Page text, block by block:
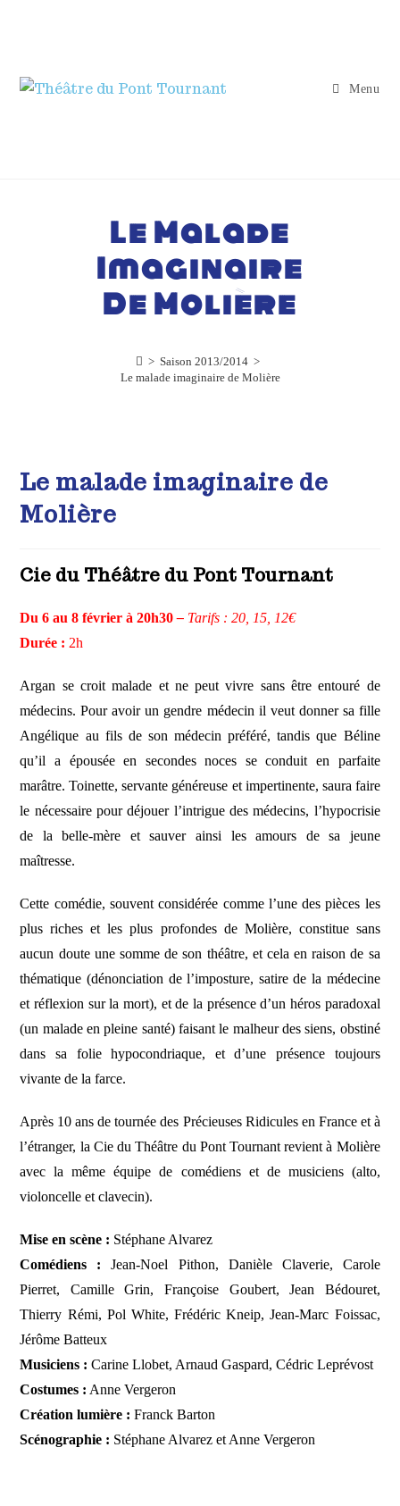
Menu
Le Malade
Imaginaire
De Molière
> Saison 2013/2014 >
Le malade imaginaire de Molière
Le malade imaginaire de
Molière
Cie du Théâtre du Pont Tournant
Du 6 au 8 février à 20h30– Tarifs : 20, 15, 12€
Durée : 2h
Argan se croit malade et ne peut vivre sans être entouré de
médecins. Pour avoir un gendre médecin il veut donner sa fille
Angélique au fils de son médecin préféré, tandis que Béline
qu’il a épousée en secondes noces se conduit en parfaite
marâtre. Toinette, servante généreuse et impertinente, saura faire
le nécessaire pour déjouer l’intrigue des médecins, l’hypocrisie
de la belle-mère et sauver ainsi les amours de sa jeune
maîtresse.
Cette comédie, souvent considérée comme l’une des pièces les
plus riches et les plus profondes de Molière, constitue sans
aucun doute une somme de son théâtre, et cela en raison de sa
thématique (dénonciation de l’imposture, satire de la médecine
et réflexion sur la mort), et de la présence d’un héros paradoxal
(un malade en pleine santé) faisant le malheur des siens, obstiné
dans sa folie hypocondriaque, et d’une présence toujours
vivante de la farce.
Après 10 ans de tournée des Précieuses Ridicules en France et à
l’étranger, la Cie du Théâtre du Pont Tournant revient à Molière
avec la même équipe de comédiens et de musiciens (alto,
violoncelle et clavecin).
Mise en scène : Stéphane Alvarez
Comédiens : Jean-Noel Pithon, Danièle Claverie, Carole
Pierret, Camille Grin, Françoise Goubert, Jean Bédouret,
Thierry Rémi, Pol White, Frédéric Kneip, Jean-Marc Foissac,
Jérôme Batteux
Musiciens : Carine Llobet, Arnaud Gaspard, Cédric Leprévost
Costumes : Anne Vergeron
Création lumière : Franck Barton
Scénographie : Stéphane Alvarez et Anne Vergeron